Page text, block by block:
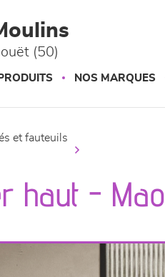
(50)
NOS MARQUES
et fauteuils
haut - Mao